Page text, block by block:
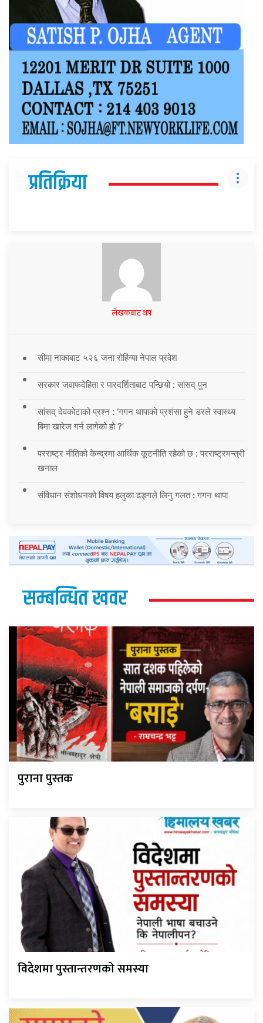
प्रतिक्रिया
लेखकबाट थप
सीमा नाकाबाट ५२६ जना रोहिंग्या नेपाल प्रवेश
सरकार जवाफदेहिता र पारदर्शिताबाट पन्छियो : सांसद् पुन
सांसद् देवकोटाको प्रश्न : ‘गगन थापाको प्रशंसा हुने डरले स्वास्थ्य
बिमा खारेज गर्न लागेको हो ?’
परराष्ट्र नीतिको केन्द्रमा आर्थिक कूटनीति रहेको छ : परराष्ट्रमन्त्री
खनाल
संविधान संशोधनको विषय हलुका ढङ्गले लिनु गलत : गगन थापा
सम्बन्धित खवर
पुराना पुस्तक
विदेशमा पुस्तान्तरणको समस्या